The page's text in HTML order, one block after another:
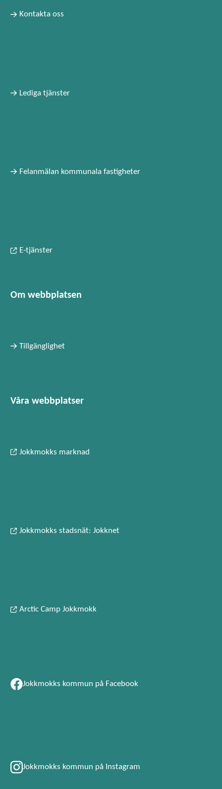
Kontakta oss
Lediga tjänster
Felanmälan kommunala fastigheter
E-tjänster
Om webbplatsen
Tillgänglighet
Våra webbplatser
Jokkmokks marknad
Jokkmokks stadsnät: Jokknet
Arctic Camp Jokkmokk
Jokkmokks kommun på Facebook
Jokkmokks kommun på Instagram